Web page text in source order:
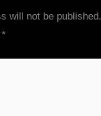
will not be published.
*